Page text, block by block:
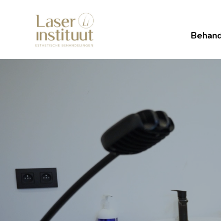
hoofdinhoud